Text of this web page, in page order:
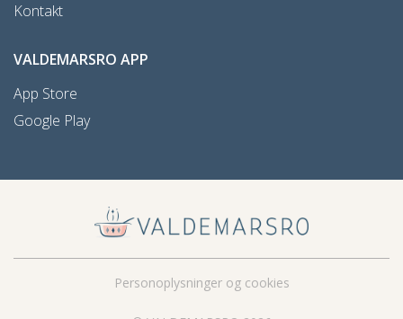
Kontakt
VALDEMARSRO APP
App Store
Google Play
Personoplysninger og cookies